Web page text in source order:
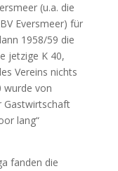
(u.a. die
Eversmeer) für
1958/59 die
jetzige K 40,
Vereins nichts
wurde von
Gastwirtschaft
lang“
fanden die